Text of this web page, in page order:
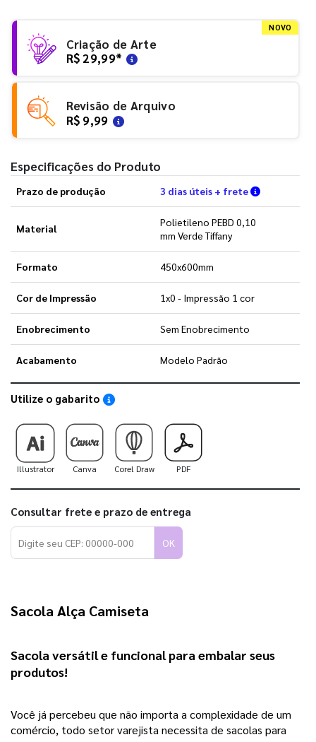
NOVO
Criação de Arte
R$ 29,99*
Revisão de Arquivo
R$ 9,99
Especificações do Produto
Prazo de produção 3 dias úteis + frete Verifique
Material
Polietileno PEBD 0,10
mm Verde Tiffany
Formato 450x600mm
Cor de Impressão 1x0 - Impressão 1 cor
Enobrecimento Sem Enobrecimento
Acabamento Modelo Padrão
Utilize o gabarito Saiba como utilizar os nossos gabaritos
Illustrator Canva Corel Draw PDF
Consultar frete e prazo de entrega
OK
Sacola Alça Camiseta
Sacola versátil e funcional para embalar seus
produtos!
Você já percebeu que não importa a complexidade de um
comércio, todo setor varejista necessita de sacolas para